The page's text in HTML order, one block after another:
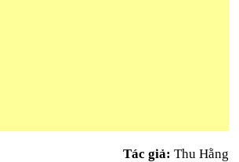
Tác giả: Thu Hằng